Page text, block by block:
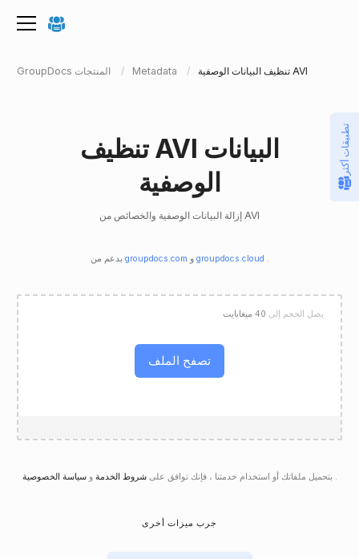
GroupDocs المنتجات Metadata تنظيف البيانات الوصفية AVI
تنظيف AVI البيانات
الوصفية
إزالة البيانات الوصفية والخصائص من AVI
groupdocs.com و groupdocs.cloud .
تصفح الملف
يصل الحجم إلى 40 ميغابايت
بتحميل ملفاتك أو استخدام خدمتنا ، فإنك توافق علىشروط الخدمةو .
جرب ميزات أخرى
تطبيقات أكثر